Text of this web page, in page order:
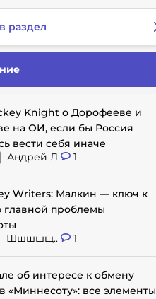
раздел
Knight о Дорофееве и
на ОИ, если бы Россия
вести себя иначе
Андрей Л 1
Writers: Малкин — ключ к
проблемы
Шшшшщ.. 1
об интересе к обмену
«Миннесоту»: все элементы